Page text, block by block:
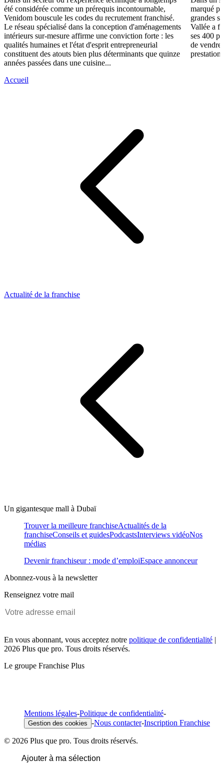
été considérée comme un prérequis incontournable,
Venidom bouscule les codes du recrutement franchisé.
Le réseau spécialisé dans la conception d'aménagements
intérieurs sur-mesure affirme une conviction forte : les
qualités humaines et l'état d'esprit entrepreneurial
constituent des atouts bien plus déterminants que quinze
années passées dans une cuisine...
marqué
grandes
Vallée a
ses 400
de vendre
Accueil
Actualité de la franchise
Un gigantesque mall à Dubaï
Trouver la meilleure franchiseActualités de la
franchiseConseils et guidesPodcastsInterviews vidéoNos
médias
Devenir franchiseur : mode d’emploiEspace annonceur
Abonnez-vous à la newsletter
Renseignez votre mail
En vous abonnant, vous acceptez notre politique de confidentialité |
2026 Plus que pro. Tous droits réservés.
Le groupe Franchise Plus
Mentions légales-Politique de confidentialité-
Gestion des cookies -Nous contacter-Inscription Franchise
© 2026 Plus que pro. Tous droits réservés.
Ajouter à ma sélection